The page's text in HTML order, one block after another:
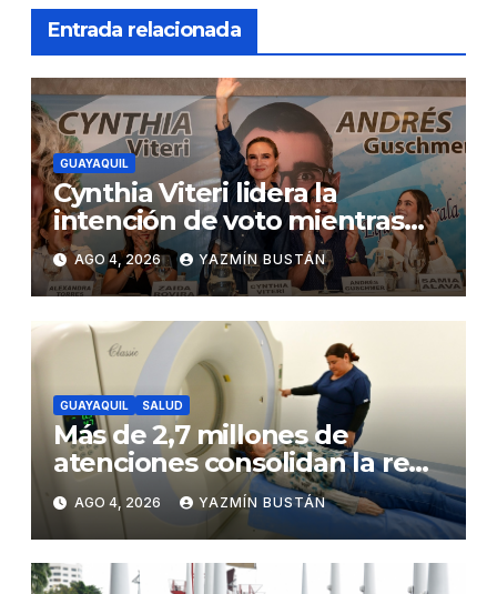
Entrada relacionada
GUAYAQUIL
Cynthia Viteri lidera la
intención de voto mientras
Andrés Guschmer muestra
un destacado crecimiento,
según AtlasIntel
AGO 4, 2026 YAZMÍN BUSTÁN
GUAYAQUIL SALUD
Más de 2,7 millones de
atenciones consolidan la red
municipal de salud
AGO 4, 2026 YAZMÍN BUSTÁN